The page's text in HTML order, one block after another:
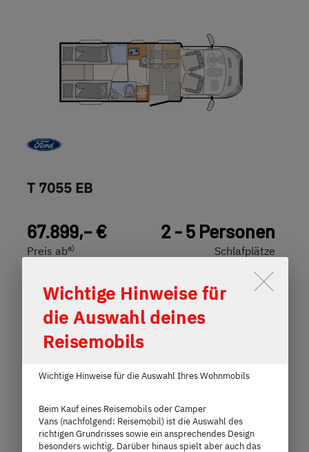
T 7055 EB
67.899,– €
Preis aba)
2 - 5 Personen
Schlafplätze
7,35 m
Länge
3.500 kg
Technisch zulässige Gesamtmasse
Modell auswählen
Durch Scrolling wird der
Wichtige Hinweise für
die Auswahl deines
Reisemobils
Wichtige Hinweise für die Auswahl Ihres Wohnmobils
Beim Kauf eines Reisemobils oder Camper
Vans (nachfolgend: Reisemobil) ist die Auswahl des
richtigen Grundrisses sowie ein ansprechendes Design
besonders wichtig. Darüber hinaus spielt aber auch das